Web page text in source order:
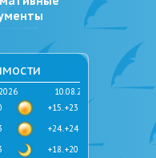
10.08.2026
+15..+23
+24..+24
+18..+20